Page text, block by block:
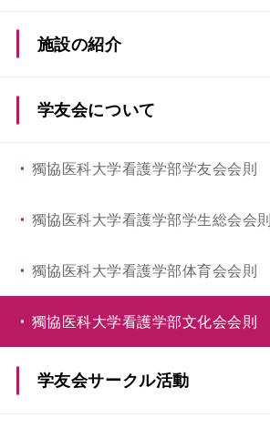
施設の紹介
学友会について
獨協医科大学看護学部学友会会則
獨協医科大学看護学部学生総会会則
獨協医科大学看護学部体育会会則
獨協医科大学看護学部文化会会則
学友会サークル活動